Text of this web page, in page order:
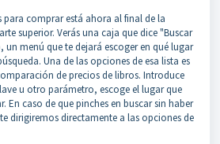
comprar está ahora al final de la
superior. Verás una caja que dice "Buscar
menú que te dejará escoger en qué lugar
Una de las opciones de esa lista es
de precios de libros. Introduce
u otro parámetro, escoge el lugar que
En caso de que pinches en buscar sin haber
dirigiremos directamente a las opciones de